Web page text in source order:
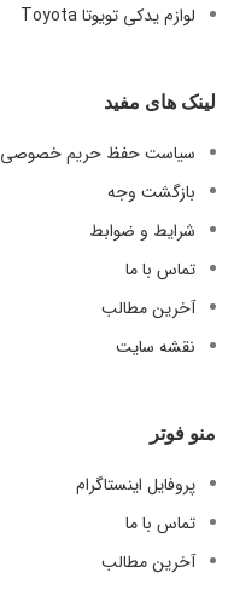
لوازم یدکی تویوتا Toyota
لینک های مفید
سیاست حفظ حریم خصوصی
بازگشت وجه
شرایط و ضوابط
تماس با ما
آخرین مطالب
نقشه سایت
منو فوتر
پروفایل اینستاگرام
تماس با ما
آخرین مطالب